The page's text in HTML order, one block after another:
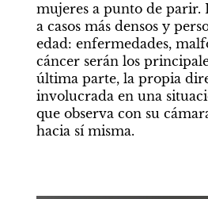
mujeres a punto de parir.
a casos más densos y
edad: enfermedades,
cáncer serán los
última parte, la propia
involucrada en una
que observa con su
hacia sí misma.